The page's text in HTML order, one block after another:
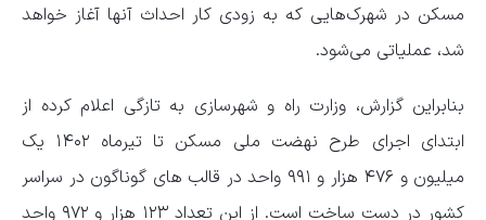
مسکن در شهرک‌هایی که به زودی کار احداث آنها آغاز خواهد
شد، عملیاتی می‌شود.
بنابراین گزارش، وزارت راه و شهرسازی به تازگی اعلام کرده از
ابتدای اجرای طرح نهضت ملی مسکن تا تیرماه ۱۴۰۲ یک
میلیون و ۴۷۶ هزار و ۹۹۱ واحد در قالب های گوناگون در سراسر
کشور در دست ساخت است. از این تعداد ۱۲۳ هزار و ۹۷۲ واحد